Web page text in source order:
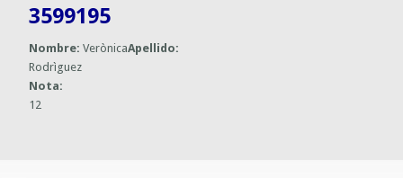
3599195
Nombre:VerònicaApellido:
Rodrìguez
Nota:
12